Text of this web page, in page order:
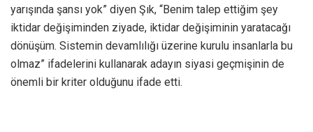
yarışında şansı yok” diyen Şık, “Benim talep ettiğim şey
iktidar değişiminden ziyade, iktidar değişiminin yaratacağı
dönüşüm. Sistemin devamlılığı üzerine kurulu insanlarla bu
olmaz” ifadelerini kullanarak adayın siyasi geçmişinin de
önemli bir kriter olduğunu ifade etti.